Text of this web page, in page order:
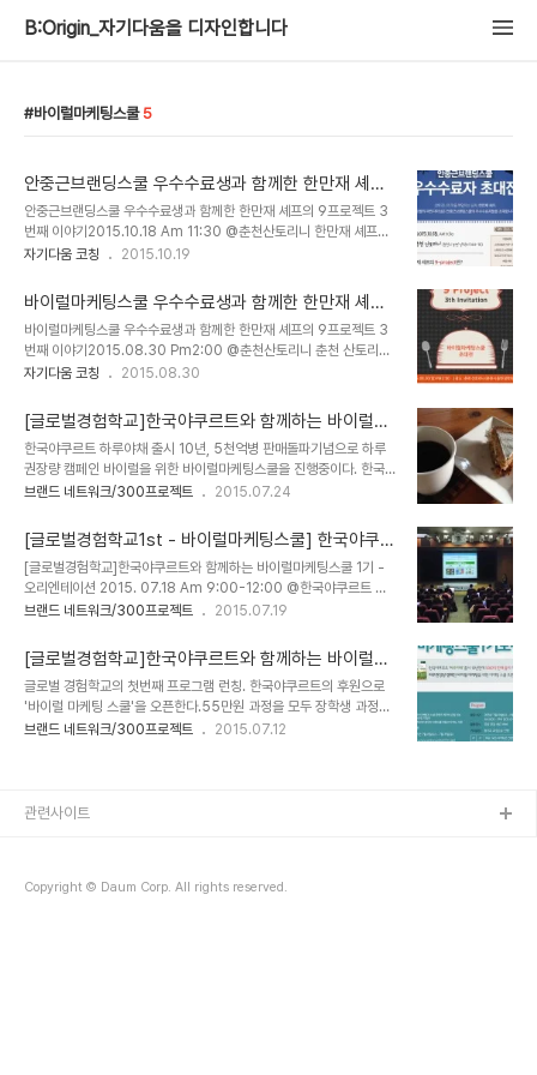
B:Origin_자기다움을 디자인합니다
바이럴마케팅스쿨 5
안중근브랜딩스쿨 우수수료생과 함께한 한만재 셰프
의 9프로젝트 5번째 @ 춘천산토리니
안중근브랜딩스쿨 우수수료생과 함께한 한만재 셰프의 9프로젝트 3
번째 이야기2015.10.18 Am 11:30 @춘천산토리니 한만재 셰프의
10월의 나인프로젝트는 안중근브랜딩스쿨 우수수료자와 함께합니다.
젝트는 특별히 더 기대되었다. 나인프로젝트 전 한만재 셰프의 메뉴 구
성을 내가 가장 먼저 듣는데,이번 메뉴는 대부분 처음 선보이는 것들이
었다.이 포스팅을 읽는 분들은 상상할 수 있을 것이다. 한만재 셰프가
메뉴를 하나씩 써낼때마다, 내가 흥분가 감탄으로 읽어가는 것을... 일
요일 여유로운 오전의 화창한 가을 아침. 조금 이른 브런치를 즐기기
물병이 더욱 식욕을 자극한다. 호..
자기다움 코칭 2015.10.19
바이럴마케팅스쿨 우수수료생과 함께한 한만재 셰프
의 9프로젝트 3번째 @ 춘천산토리니
바이럴마케팅스쿨 우수수료생과 함께한 한만재 셰프의 9프로젝트 3
번째 이야기2015.08.30 Pm2:00 @춘천산토리니 춘천 산토리니
한만재 셰프의 나인프로젝트 3번째 파인다이닝 시작되었다.나인 프로
는 코스요리를 즐긴다. 파인다이닝을 꿈꾸는 셰프는 이 프로젝트를 통
해 점점 새로운 코스요리를 정기적으로 선보이며 실력을 다져가는 중
이다. 6주동안 함께 한 참여자들과 소감을 나누는 시간을 가졌다."지
금 제 나이에 이런 경험을 할수 있는 사람이 얼마나 될까요? 귀한 경험
을 주셔서 감사합니다." 9월의 초대손님은 바이럴마케팅스쿨 우수수
생으로 최종 5명이 선발되었다. 셰프가 직접 나와..
자기다움 코칭 2015.08.30
[글로벌경험학교]한국야쿠르트와 함께하는 바이럴마
케팅스쿨 - 나의 하루야채 섭취량은?
한국야쿠르트 하루야채 출시 10년, 5천억병 판매돌파기념으로 하루
권장량 캠페인 바이럴을 위한 바이럴마케팅스쿨을 진행중이다. 한국
야쿠르트 하루야채 웹사이트에 들어가보았더니, 주요 선진국에서 국
루 2.5컵의 야채를 섭취할 것을 권장 (농무부)일본: 1일 야채를
350g 섭취할 것을 권장 한국: 야채를 하루 6-8회 섭취할 것을 권고
(한국 영양학회, 한국인 영양섭취 기준) 미국, 한국, 일본 3개국에서
가장 측정가능한 기준이 일본의 1일 야채 350g이다.350g대체 얼
마큼이여? 궁금한건 못참는 퍼스널브랜드PD 그래서 찾아봤다. 요만
말여?아무리 야채를 좋아하는 사람이라..
브랜드 네트워크/300프로젝트 2015.07.24
[글로벌경험학교1st - 바이럴마케팅스쿨] 한국야쿠르
트와 함께하는 바이럴마케팅스쿨 - 오리엔테이션 공
지사항 정리 @한국야쿠르트 본사
[글로벌경험학교]한국야쿠르트와 함께하는 바이럴마케팅스쿨 1기 -
오리엔테이션 2015. 07.18 Am 9:00-12:00 @한국야쿠르트 본
사 한국 야쿠르트의 후원으로 글로벌창의인재양성소가 주최하고 엠유
집에 무려 4배수가 지원했기에 그리고, 그 지원사유가 워낙 절실했기
에 많은 분에게 기회를 드리고자 2배수를 선발했다. 바이럴 마케팅 스
쿨은 한국 야쿠르트 '하루야채'가 나온지 10년, 5,000억병 판매 돌
파 기념으로 하루 권장량 캠페인 바이럴 마케팅을 하기 위해 기획되었
다.마케팅/브랜드 전문가에게 배우면서 기업의 브랜드를 직접 홍보하
브랜드 네트워크/300프로젝트 2015.07.19
[글로벌경험학교]한국야쿠르트와 함께하는 바이럴마
케팅스쿨 1기 모집
글로벌 경험학교의 첫번째 프로그램 런칭. 한국야쿠르트의 후원으로
'바이럴 마케팅 스쿨'을 오픈한다.55만원 과정을 모두 장학생 과정으
로 운영하게 되었다. 장학생에겐 무료 교육과 기업의 실무를 경험하는
로그램!바이럴마케팅스쿨 1기를 모집합니다. 한국야쿠르트 '하루야
형 마케팅 인재로 성장할 기회!300프로젝트 도전자 ..
브랜드 네트워크/300프로젝트 2015.07.12
Copyright © Daum Corp. All rights reserved.
관련사이트